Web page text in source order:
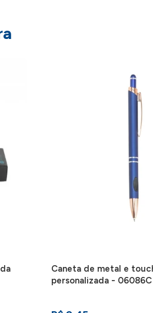
Caneta de metal e
personalizada - 06086C